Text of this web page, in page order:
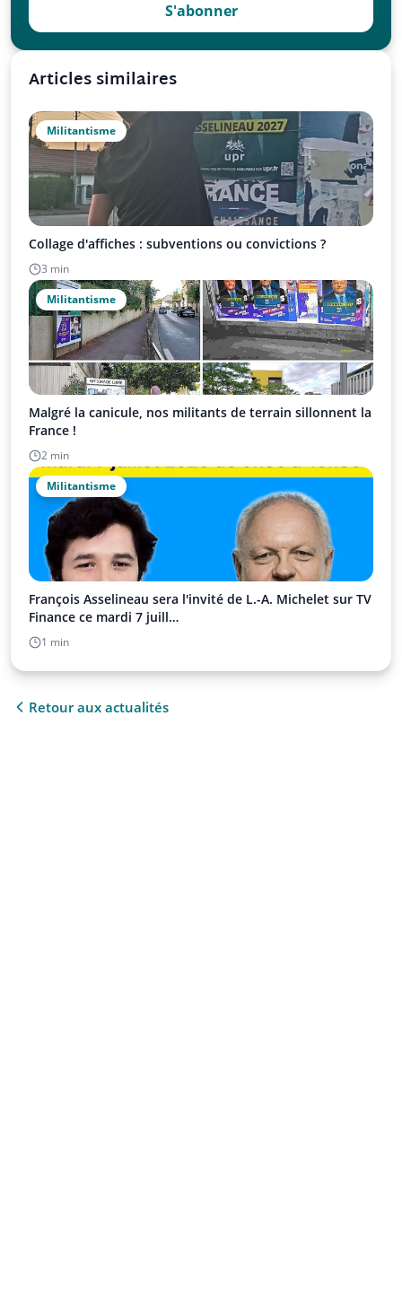
S'abonner
Articles similaires
Militantisme
Collage d'affiches : subventions ou convictions ?
3 min
Militantisme
Malgré la canicule, nos militants de terrain sillonnent la
France !
2 min
Militantisme
François Asselineau sera l'invité de L.-A. Michelet sur TV
Finance ce mardi 7 juill…
1 min
Retour aux actualités